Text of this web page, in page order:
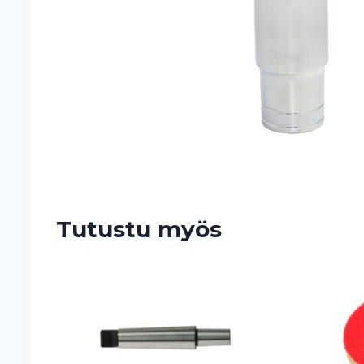
Tutustu myös